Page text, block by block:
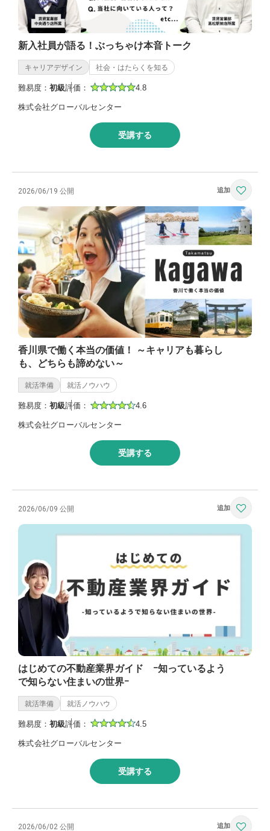
新入社員が語る！ぶっちゃけ本音トーク
キャリアデザイン 社会・はたらくを知る
難易度： 初級評価： 4.8
株式会社グローバルセンター
受講する
2026/06/19 公開
香川県で働く本当の価値！ ～キャリアも暮らし
も、どちらも諦めない～
就活準備 就活ノウハウ
難易度： 初級評価： 4.6
株式会社グローバルセンター
受講する
2026/06/09 公開
はじめての不動産業界ガイド ｰ知っているよう
で知らない住まいの世界ｰ
就活準備 就活ノウハウ
難易度： 初級評価： 4.5
株式会社グローバルセンター
受講する
2026/06/02 公開